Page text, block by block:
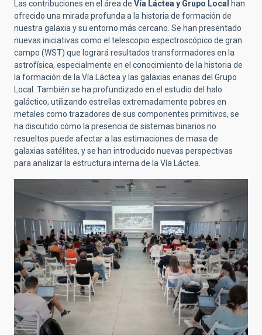
Las contribuciones en el área de Vía Láctea y Grupo Local han
ofrecido una mirada profunda a la historia de formación de
nuestra galaxia y su entorno más cercano. Se han presentado
nuevas iniciativas como el telescopio espectroscópico de gran
campo (WST) que logrará resultados transformadores en la
astrofísica, especialmente en el conocimiento de la historia de
la formación de la Vía Láctea y las galaxias enanas del Grupo
Local. También se ha profundizado en el estudio del halo
galáctico, utilizando estrellas extremadamente pobres en
metales como trazadores de sus componentes primitivos, se
ha discutido cómo la presencia de sistemas binarios no
resueltos puede afectar a las estimaciones de masa de
galaxias satélites, y se han introducido nuevas perspectivas
para analizar la estructura interna de la Vía Láctea.